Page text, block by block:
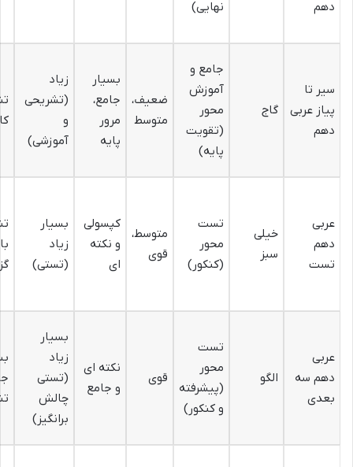
دهم
نهایی)
سیر تا
پیاز عربی
دهم
گاج
جامع و
آموزش
محور
(تقویت
پایه)
ضعیف،
متوسط
بسیار
جامع،
مرور
پایه
زیاد
(تشریحی
و
آموزشی)
عربی
دهم
تست
خیلی
سبز
تست
محور
(کنکور)
متوسط،
قوی
کپسولی
و نکته
ای
بسیار
زیاد
(تستی)
عربی
دهم سه
بعدی
الگو
تست
محور
(پیشرفته
و کنکور)
قوی
نکته ای
و جامع
بسیار
زیاد
(تستی
چالش
برانگیز)